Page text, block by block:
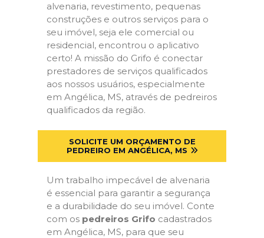
alvenaria, revestimento, pequenas
construções e outros serviços para o
seu imóvel, seja ele comercial ou
residencial, encontrou o aplicativo
certo! A missão do Grifo é conectar
prestadores de serviços qualificados
aos nossos usuários, especialmente
em Angélica, MS, através de pedreiros
qualificados da região.
SOLICITE UM ORÇAMENTO DE
PEDREIRO EM ANGÉLICA, MS
Um trabalho impecável de alvenaria
é essencial para garantir a segurança
e a durabilidade do seu imóvel. Conte
com os pedreiros Grifo cadastrados
em Angélica, MS, para que seu